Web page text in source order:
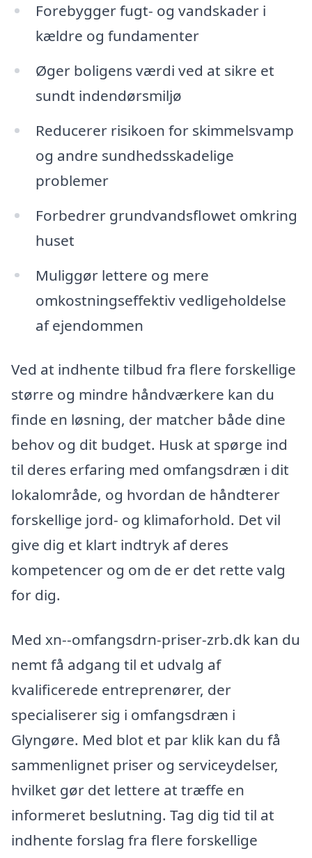
Forebygger fugt- og vandskader i
kældre og fundamenter
Øger boligens værdi ved at sikre et
sundt indendørsmiljø
Reducerer risikoen for skimmelsvamp
og andre sundhedsskadelige
problemer
Forbedrer grundvandsflowet omkring
huset
Muliggør lettere og mere
omkostningseffektiv vedligeholdelse
af ejendommen
Ved at indhente tilbud fra flere forskellige
større og mindre håndværkere kan du
finde en løsning, der matcher både dine
behov og dit budget. Husk at spørge ind
til deres erfaring med omfangsdræn i dit
lokalområde, og hvordan de håndterer
forskellige jord- og klimaforhold. Det vil
give dig et klart indtryk af deres
kompetencer og om de er det rette valg
for dig.
Med xn--omfangsdrn-priser-zrb.dk kan du
nemt få adgang til et udvalg af
kvalificerede entreprenører, der
specialiserer sig i omfangsdræn i
Glyngøre. Med blot et par klik kan du få
sammenlignet priser og serviceydelser,
hvilket gør det lettere at træffe en
informeret beslutning. Tag dig tid til at
indhente forslag fra flere forskellige